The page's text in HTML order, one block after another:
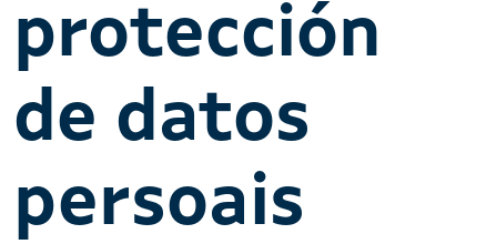
protección
de datos
persoais